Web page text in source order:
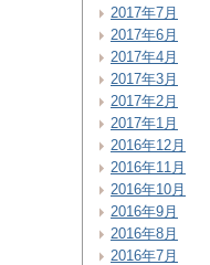
2017年7月
2017年6月
2017年4月
2017年3月
2017年2月
2017年1月
2016年12月
2016年11月
2016年10月
2016年9月
2016年8月
2016年7月